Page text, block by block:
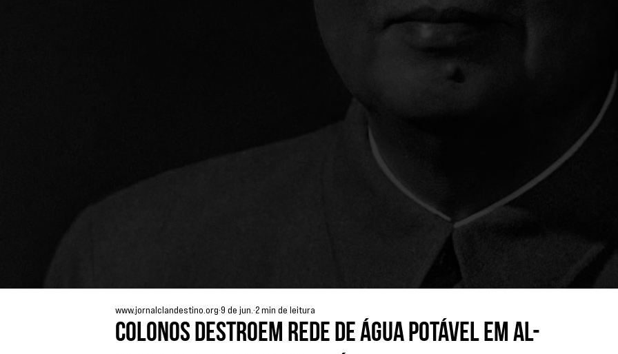
Colonos destroem rede de água potável em Al-
www.jornalclandestino.org9 de jun.2 min de leitura